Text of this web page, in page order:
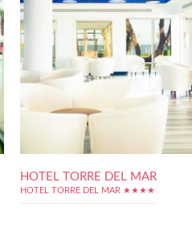
HOTEL TORRE DEL MAR
HOTEL TORRE DEL MAR ★★★★